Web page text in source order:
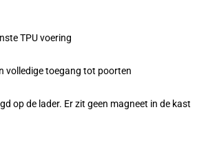
TPU voering
volledige toegang tot poorten
op de lader. Er zit geen magneet in de kast